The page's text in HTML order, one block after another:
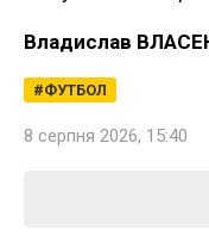
Владислав
ФУТБОЛ
8 серпня 2026, 15:40